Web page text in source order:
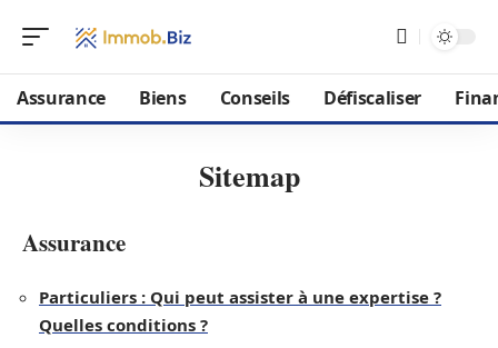
Assurance Biens Conseils Défiscaliser
Sitemap
Assurance
Particuliers : Qui peut assister à une expertise ?
Quelles conditions ?